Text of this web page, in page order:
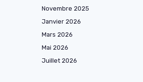
Novembre 2025
Janvier 2026
Mars 2026
Mai 2026
Juillet 2026